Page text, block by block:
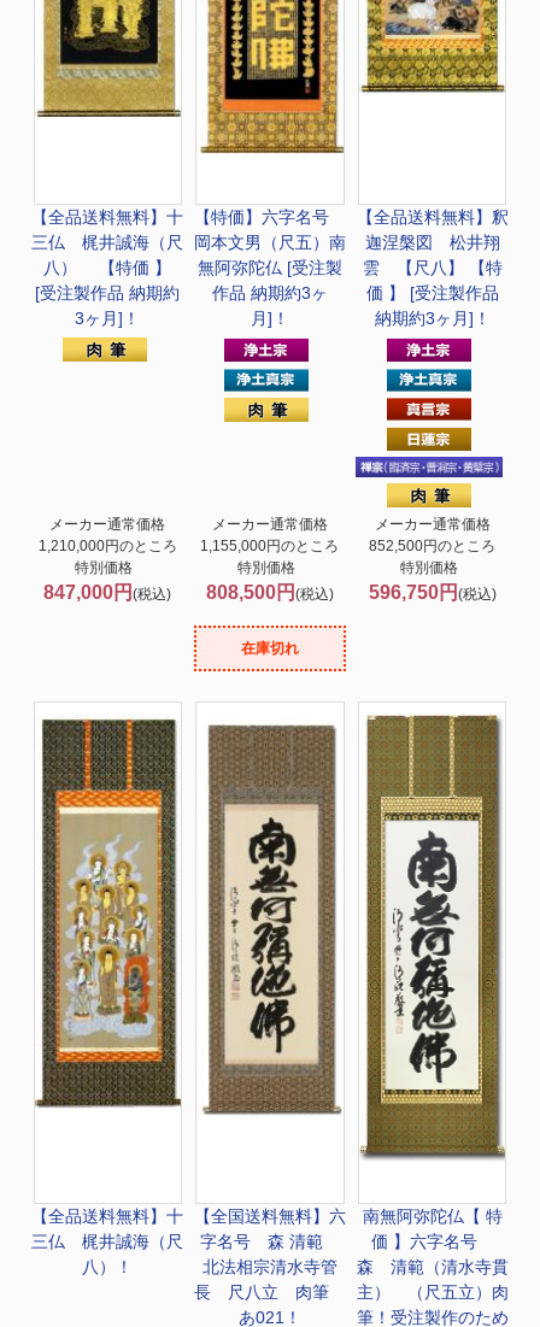
【全品送料無料】十
三仏 梶井誠海（尺
八） 【特価 】
[受注製作品 納期約
3ヶ月]！
メーカー通常価格
1,210,000円のところ
特別価格
847,000円(税込)
【特価】六字名号
岡本文男（尺五）南
無阿弥陀仏 [受注製
作品 納期約3ヶ
月]！
メーカー通常価格
1,155,000円のところ
特別価格
808,500円 (税込)
在庫切れ
【全品送料無料】 釈
迦涅槃図 松井翔
雲 【尺八】 【特
価 】 [受注製作品
納期約3ヶ月]！
メーカー通常価格
852,500円のところ
特別価格
596,750円 (税込)
【全品送料無料】十
三仏 梶井誠海（尺
八）！
【全国送料無料】 六
字名号 森 清範
北法相宗清水寺管
長 尺八立 肉筆
あ021！
南無阿弥陀仏 【 特
価 】六字名号
森 清範（清水寺貫
主） （尺五立）肉
筆！受注製作のため